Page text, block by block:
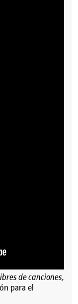
de canciones,
para el